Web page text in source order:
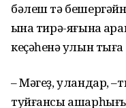
бəлеш тə
ҡына тирə-яғына
кеҫəһенə ҡулын
– Мəгеҙ, уландар,
туйғансы